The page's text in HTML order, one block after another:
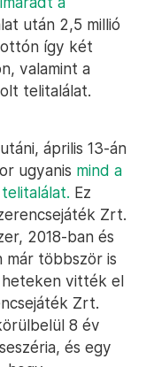
után 2,5 millió
így két
valamint a
telitalálat.
április 13-án
ugyanis mind a
Ez
Zrt.
2018-ban és
többször is
vitték el
Zrt.
8 év
és egy